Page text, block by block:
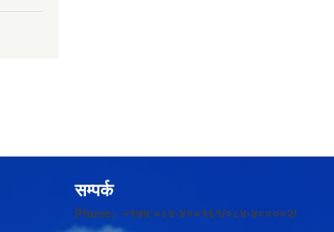
सम्पर्क
Phone:- +९७७ ०८४-४००१६१/०८४-४००००२/